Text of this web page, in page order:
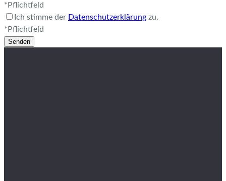
*Pflichtfeld
Ich stimme der Datenschutzerklärung zu.
*Pflichtfeld